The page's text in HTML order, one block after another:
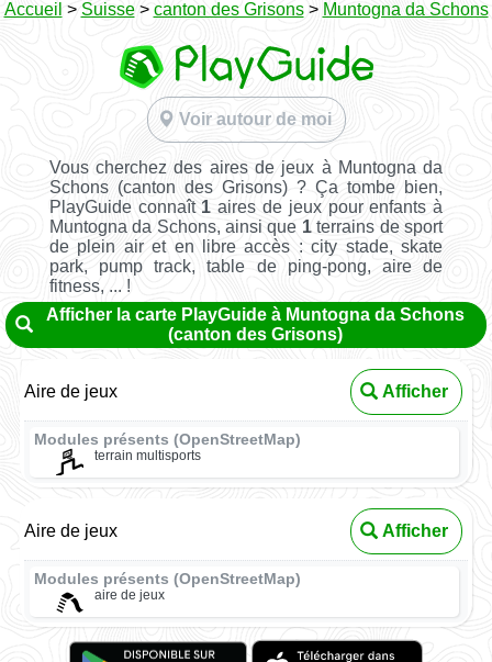
Accueil > Suisse> canton des Grisons> Muntogna da Schons
Voir autour de moi
Vous cherchez des aires de jeux à Muntogna da
Schons (canton des Grisons) ? Ça tombe bien,
PlayGuide connaît 1 aires de jeux pour enfants à
Muntogna da Schons, ainsi que 1terrains de sport
de plein air et en libre accès : city stade, skate
park, pump track, table de ping-pong, aire de
fitness, ... !
Afficher la carte PlayGuide à Muntogna da Schons
(canton des Grisons)
Aire de jeux Afficher
Modules présents (OpenStreetMap)
terrain multisports
Aire de jeux Afficher
Modules présents (OpenStreetMap)
aire de jeux